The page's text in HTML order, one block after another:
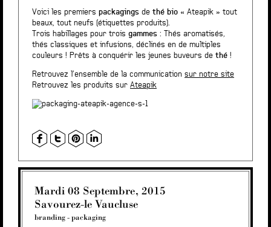
Voici les premiers packagings de thé bio « Ateapik » tout
beaux, tout neufs (étiquettes produits).
Trois habillages pour trois gammes : Thés aromatisés,
thés classiques et infusions, déclinés en de multiples
couleurs ! Prêts à conquérir les jeunes buveurs de thé !
Retrouvez l’ensemble de la communication sur notre site
Retrouvez les produits sur Ateapik
Mardi 08 Septembre, 2015
Savourez-le Vaucluse
branding - packaging